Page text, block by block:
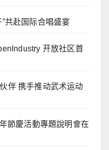
共赴国际合唱盛宴
开放社区首
伴 携手推动武术运动
節慶活動專題說明會在